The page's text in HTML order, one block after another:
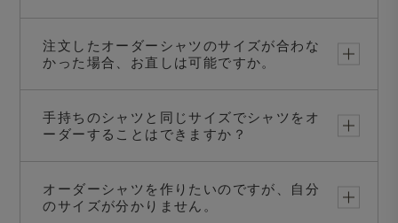
注文したオーダーシャツのサイズが合わな
かった場合、お直しは可能ですか。
手持ちのシャツと同じサイズでシャツをオ
ーダーすることはできますか？
オーダーシャツを作りたいのですが、自分
のサイズが分かりません。